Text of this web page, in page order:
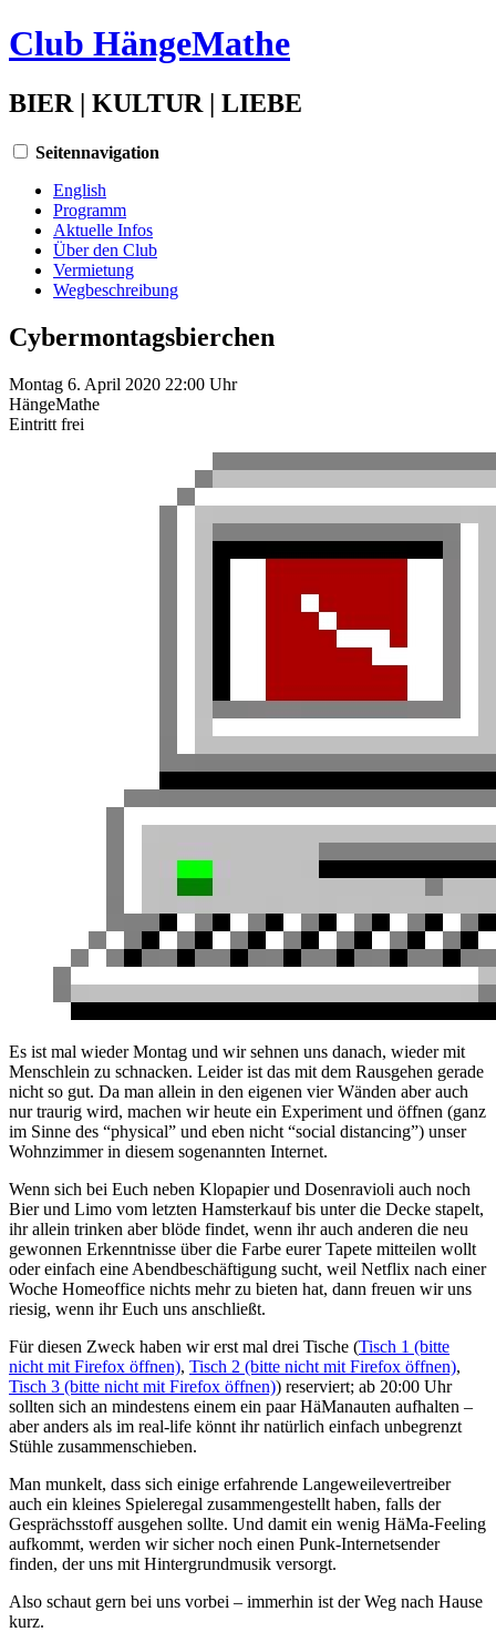
Club HängeMathe
BIER | KULTUR | LIEBE
Seitennavigation
English
Programm
Aktuelle Infos
Über den Club
Vermietung
Wegbeschreibung
Cybermontagsbierchen
Montag 6. April 2020 22:00 Uhr
HängeMathe
Eintritt frei
Es ist mal wieder Montag und wir sehnen uns danach, wieder mit
Menschlein zu schnacken. Leider ist das mit dem Rausgehen gerade
nicht so gut. Da man allein in den eigenen vier Wänden aber auch
nur traurig wird, machen wir heute ein Experiment und öffnen (ganz
im Sinne des “physical” und eben nicht “social distancing”) unser
Wohnzimmer in diesem sogenannten Internet.
Wenn sich bei Euch neben Klopapier und Dosenravioli auch noch
Bier und Limo vom letzten Hamsterkauf bis unter die Decke stapelt,
ihr allein trinken aber blöde findet, wenn ihr auch anderen die neu
gewonnen Erkenntnisse über die Farbe eurer Tapete mitteilen wollt
oder einfach eine Abendbeschäftigung sucht, weil Netflix nach einer
Woche Homeoffice nichts mehr zu bieten hat, dann freuen wir uns
riesig, wenn ihr Euch uns anschließt.
Für diesen Zweck haben wir erst mal drei Tische (Tisch 1 (bitte
nicht mit Firefox öffnen), Tisch 2 (bitte nicht mit Firefox öffnen),
Tisch 3 (bitte nicht mit Firefox öffnen)) reserviert; ab 20:00 Uhr
sollten sich an mindestens einem ein paar HäManauten aufhalten –
aber anders als im real-life könnt ihr natürlich einfach unbegrenzt
Stühle zusammenschieben.
Man munkelt, dass sich einige erfahrende Langeweilevertreiber
auch ein kleines Spieleregal zusammengestellt haben, falls der
Gesprächsstoff ausgehen sollte. Und damit ein wenig HäMa-Feeling
aufkommt, werden wir sicher noch einen Punk-Internetsender
finden, der uns mit Hintergrundmusik versorgt.
Also schaut gern bei uns vorbei – immerhin ist der Weg nach Hause
kurz.